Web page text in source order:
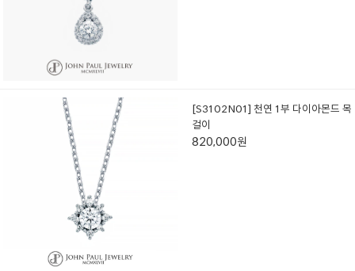
[S3102N01] 천연 1부 다이아몬드 목
걸이
820,000원